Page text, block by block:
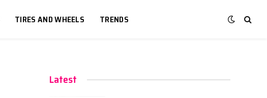
TIRES AND WHEELS TRENDS
Latest